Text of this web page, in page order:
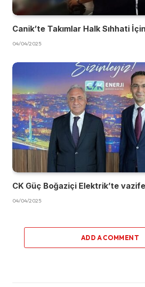
Canik’te Takımlar Halk Sıhhati
04/04/2025
CK Güç Boğaziçi Elektrik’te
04/04/2025
ADD A COMMENT